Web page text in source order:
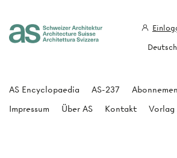
AS Encyclopaedia AS-237
Impressum
Über AS Kontakt Vorlag
Deutsch